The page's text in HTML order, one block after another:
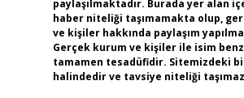
paylaşılmaktadır. Burada yer alan
haber niteliği taşımamakta olup,
ve kişiler hakkında paylaşım
Gerçek kurum ve kişiler ile isim
tamamen tesadüfidir. Sitemizdeki
halindedir ve tavsiye niteliği